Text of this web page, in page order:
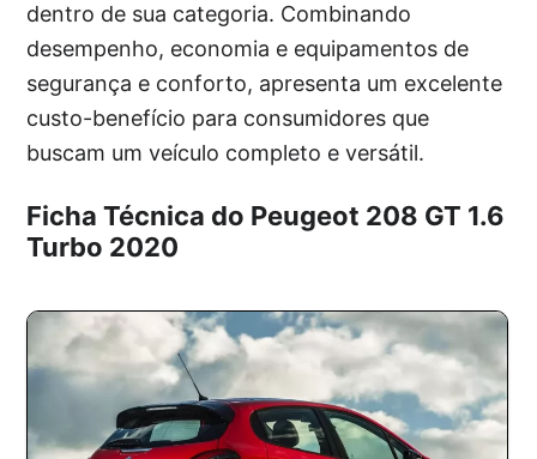
dentro de sua categoria. Combinando
desempenho, economia e equipamentos de
segurança e conforto, apresenta um excelente
custo-benefício para consumidores que
buscam um veículo completo e versátil.
Ficha Técnica do Peugeot 208 GT 1.6
Turbo 2020